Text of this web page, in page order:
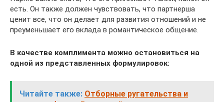
есть. Он также должен чувствовать, что партнерша
ценит все, что он делает для развития отношений и не
преуменьшает его вклада в романтическое общение.
В качестве комплимента можно остановиться на
одной из представленных формулировок:
Читайте также: Отборные ругательства и